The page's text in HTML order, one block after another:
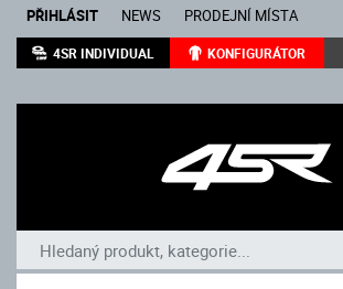
PŘIHLÁSIT NEWS PRODEJNÍ MÍSTA
4SR INDIVIDUAL KONFIGURÁTOR